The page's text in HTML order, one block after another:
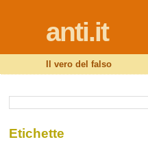
anti.it
Il vero del falso
Etichette